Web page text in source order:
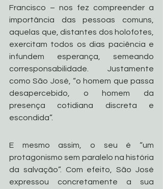
Francisco – nos fez compreender a
importância das pessoas comuns,
aquelas que, distantes dos holofotes,
exercitam todos os dias paciência e
infundem esperança, semeando
corresponsabilidade. Justamente
como São José, “o homem que passa
desapercebido, o homem da
presença cotidiana discreta e
escondida”.
E mesmo assim, o seu é “um
protagonismo sem paralelo na história
da salvação”. Com efeito, São José
expressou concretamente a sua